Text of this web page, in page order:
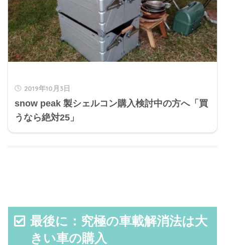
2019年10月3日
snow peak 製シェルコン購入検討中の方へ「買
うなら絶対25」
最後に：究極の車載解消法は大
きい車の購入